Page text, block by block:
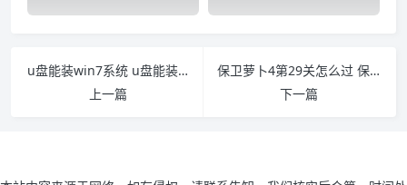
u盘能装win7系统 u盘能装win7系统按什么键进入
上一篇
保卫萝卜4第29关怎么过 保卫萝卜4第29关怎么过的
下一篇